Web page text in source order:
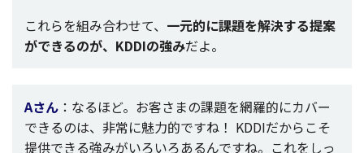
これらを組み合わせて、 一元的に課題を解決する提案
ができるのが、KDDIの強みだよ。
Aさん ：なるほど。お客さまの課題を網羅的にカバー
できるのは、 非常に魅力的ですね！ KDDIだからこそ
提供できる強みがいろいろあるんですね。これをしっ